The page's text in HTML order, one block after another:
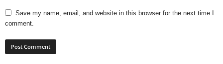
Save my name, email, and website in this browser for the next time I
comment.